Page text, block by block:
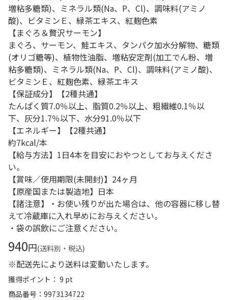
増粘多糖類)、ミネラル類(Na、P、Cl)、調味料(アミノ
酸)、ビタミンＥ、緑茶エキス、紅麹色素
【まぐろ＆贅沢サーモン】
まぐろ、サーモン、鮭エキス、タンパク加水分解物、糖類
(オリゴ糖等)、植物性油脂、増粘安定剤(加工でん粉、増
粘多糖類)、ミネラル類(Na、P、Cl)、調味料(アミノ酸)、
ビタミンＥ、紅麹色素、緑茶エキス
【保証成分】【2種共通】
たんぱく質7.0％以上、脂質0.2％以上、粗繊維0.1％以
下、灰分1.7％以下、水分91.0％以下
【エネルギー】【2種共通】
約7kcal/本
【給与方法】1日4本を目安におやつとしてお与えくださ
い。
【賞味／使用期限(未開封)】24ヶ月
【原産国または製造地】日本
【諸注意】・お使い残りが出た場合は、他の容器に移し替
えて冷蔵庫に入れ早めにお与えください。
・袋の誤飲にご注意ください。
940円(送料別・税込)
※配送先により送料は変動いたします。
獲得ポイント： 9 pt
商品番号
9973134722